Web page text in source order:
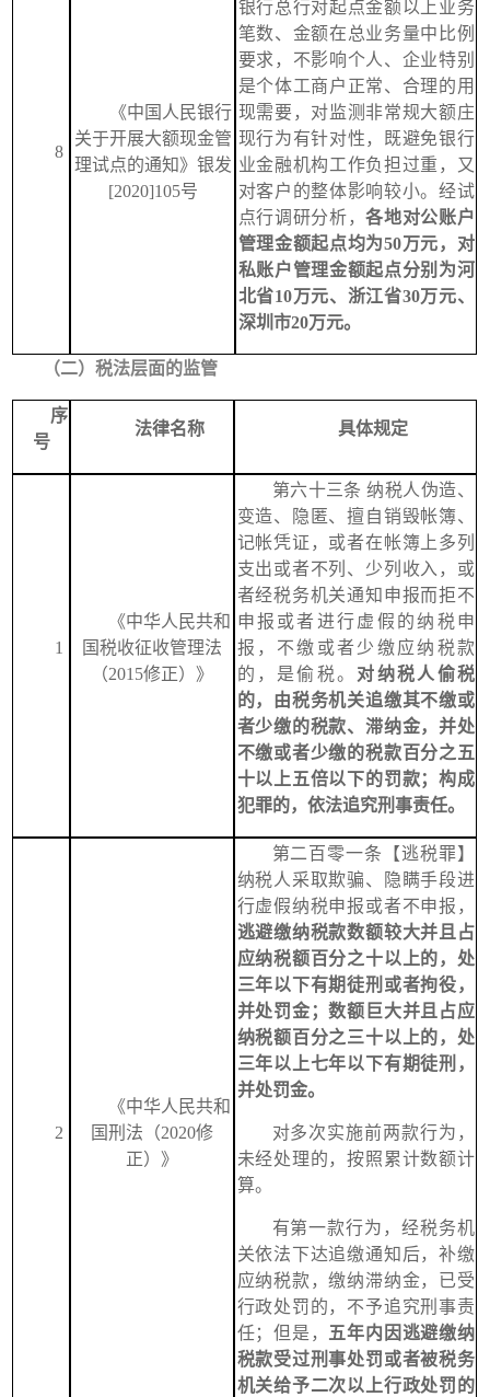
8
《中国人民银行
关于开展大额现金管
理试点的通知》银发
[2020]105号
银行总行对起点金额以上业务
笔数、金额在总业务量中比例
要求，不影响个人、企业特别
是个体工商户正常、合理的用
现需要，对监测非常规大额庄
现行为有针对性，既避免银行
业金融机构工作负担过重，又
对客户的整体影响较小。经试
点行调研分析，各地对公账户
管理金额起点均为50万元，对
私账户管理金额起点分别为河
北省10万元、浙江省30万元、
深圳市20万元。
（二）税法层面的监管
序
号
法律名称 具体规定
1
《中华人民共和
国税收征收管理法
（2015修正） 》
第六十三条 纳税人伪造、
变造、隐匿、擅自销毁帐簿、
记帐凭证，或者在帐簿上多列
支出或者不列、少列收入，或
者经税务机关通知申报而拒不
申报或者进行虚假的纳税申
报，不缴或者少缴应纳税款
的，是偷税。 对纳税人偷税
的，由税务机关追缴其不缴或
者少缴的税款、滞纳金，并处
不缴或者少缴的税款百分之五
十以上五倍以下的罚款；构成
犯罪的，依法追究刑事责任。
2
《中华人民共和
国刑法（2020修
正）》
第二百零一条【逃税罪】
纳税人采取欺骗、隐瞒手段进
行虚假纳税申报或者不申报，
逃避缴纳税款数额较大并且占
应纳税额百分之十以上的，处
三年以下有期徒刑或者拘役，
并处罚金；数额巨大并且占应
纳税额百分之三十以上的，处
三年以上七年以下有期徒刑，
并处罚金。
对多次实施前两款行为，
未经处理的，按照累计数额计
算。
有第一款行为，经税务机
关依法下达追缴通知后，补缴
应纳税款，缴纳滞纳金，已受
行政处罚的，不予追究刑事责
任；但是， 五年内因逃避缴纳
税款受过刑事处罚或者被税务
机关给予二次以上行政处罚的